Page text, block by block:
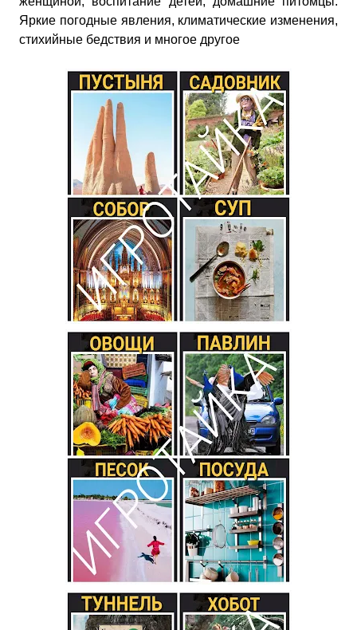
Яркие погодные явления, климатические изменения,
стихийные бедствия и многое другое